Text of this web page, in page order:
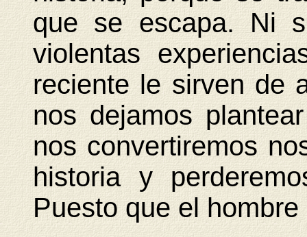
que se escapa. Ni
violentas
reciente le sirven de
nos dejamos
nos convertiremos
historia y
Puesto que el